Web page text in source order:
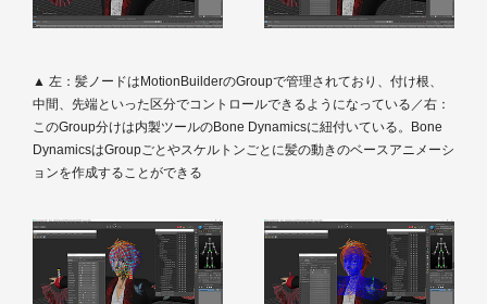
▲ 左：髪ノードはMotionBuilderのGroupで管理されており、付け根、
中間、先端といった区分でコントロールできるようになっている／右：
このGroup分けは内製ツールのBone Dynamicsに紐付いている。Bone
DynamicsはGroupごとやスケルトンごとに髪の動きのベースアニメーシ
ョンを作成することができる